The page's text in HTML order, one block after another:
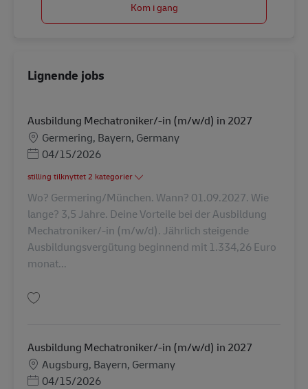
Kom i gang
Lignende jobs
Ausbildung Mechatroniker/-in (m/w/d) in 2027
Lokation
Germering, Bayern, Germany
Posted Date
04/15/2026
stilling tilknyttet 2 kategorier
Wo? Germering/München. Wann? 01.09.2027. Wie
lange? 3,5 Jahre. Deine Vorteile bei der Ausbildung
Mechatroniker/-in (m/w/d). Jährlich steigende
Ausbildungsvergütung beginnend mit 1.334,26 Euro
monat...
Ausbildung Mechatroniker/-in (m/w/d) in 2027
Lokation
Augsburg, Bayern, Germany
Posted Date
04/15/2026